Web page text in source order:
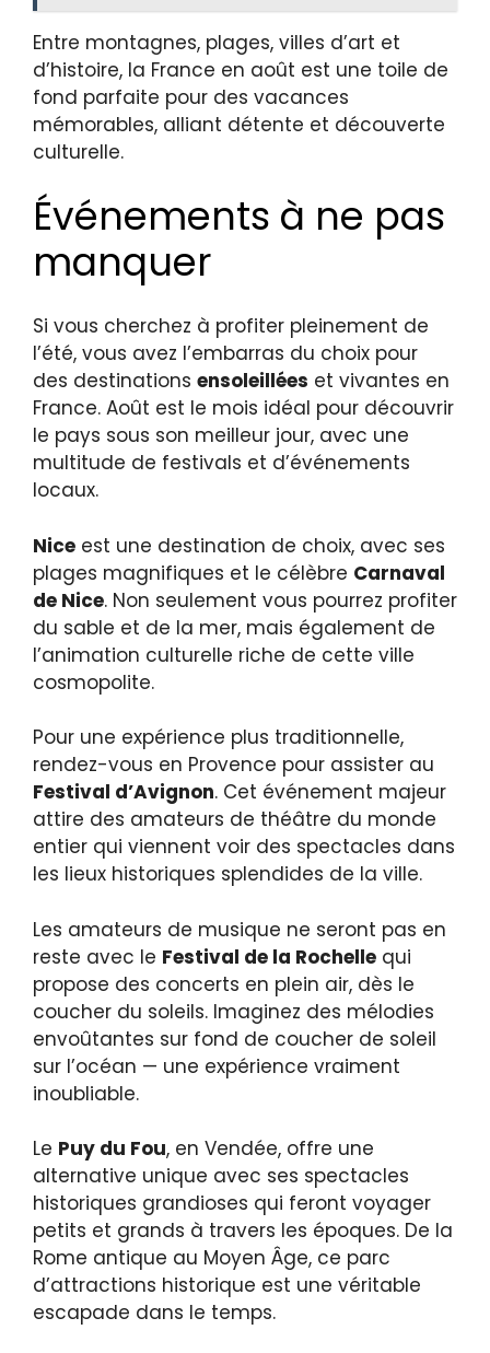
Entre montagnes, plages, villes d’art et
d’histoire, la France en août est une toile de
fond parfaite pour des vacances
mémorables, alliant détente et découverte
culturelle.
Événements à ne pas
manquer
Si vous cherchez à profiter pleinement de
l’été, vous avez l’embarras du choix pour
des destinations ensoleillées et vivantes en
France. Août est le mois idéal pour découvrir
le pays sous son meilleur jour, avec une
multitude de festivals et d’événements
locaux.
Nice est une destination de choix, avec ses
plages magnifiques et le célèbre Carnaval
de Nice. Non seulement vous pourrez profiter
du sable et de la mer, mais également de
l’animation culturelle riche de cette ville
cosmopolite.
Pour une expérience plus traditionnelle,
rendez-vous en Provence pour assister au
Festival d’Avignon. Cet événement majeur
attire des amateurs de théâtre du monde
entier qui viennent voir des spectacles dans
les lieux historiques splendides de la ville.
Les amateurs de musique ne seront pas en
reste avec le Festival de la Rochelle qui
propose des concerts en plein air, dès le
coucher du soleils. Imaginez des mélodies
envoûtantes sur fond de coucher de soleil
sur l’océan — une expérience vraiment
inoubliable.
Le Puy du Fou, en Vendée, offre une
alternative unique avec ses spectacles
historiques grandioses qui feront voyager
petits et grands à travers les époques. De la
Rome antique au Moyen Âge, ce parc
d’attractions historique est une véritable
escapade dans le temps.